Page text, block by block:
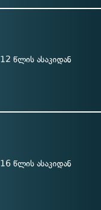
12 წლის ასაკიდან
16 წლის ასაკიდან